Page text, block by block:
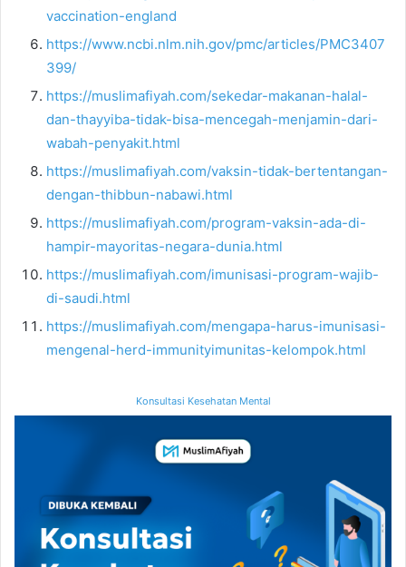
vaccination-england
https://www.ncbi.nlm.nih.gov/pmc/articles/PMC3407
399/
https://muslimafiyah.com/sekedar-makanan-halal-
dan-thayyiba-tidak-bisa-mencegah-menjamin-dari-
wabah-penyakit.html
https://muslimafiyah.com/vaksin-tidak-bertentangan-
dengan-thibbun-nabawi.html
https://muslimafiyah.com/program-vaksin-ada-di-
hampir-mayoritas-negara-dunia.html
https://muslimafiyah.com/imunisasi-program-wajib-
di-saudi.html
https://muslimafiyah.com/mengapa-harus-imunisasi-
mengenal-herd-immunityimunitas-kelompok.html
Konsultasi Kesehatan Mental